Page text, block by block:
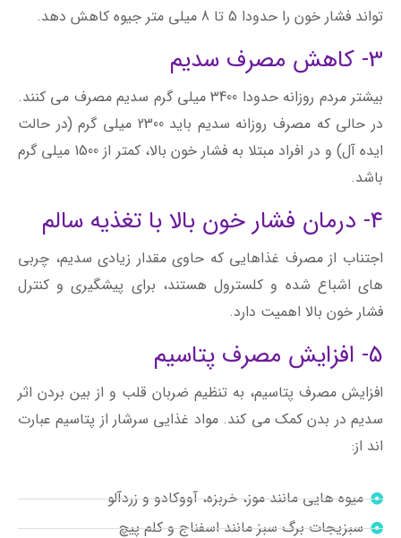
تواند فشار خون را حدودا 5 تا 8 میلی متر جیوه کاهش دهد.
3- کاهش مصرف سدیم
بیشتر مردم روزانه حدودا 3400 میلی گرم سدیم مصرف می کنند.
در حالی که مصرف روزانه سدیم باید 2300 میلی گرم (در حالت
ایده آل) و در افراد مبتلا به فشار خون بالا، کمتر از 1500 میلی گرم
باشد.
4- درمان فشار خون بالا با تغذیه سالم
اجتناب از مصرف غذاهایی که حاوی مقدار زیادی سدیم، چربی
های اشباع شده و کلسترول هستند، برای پیشگیری و کنترل
فشار خون بالا اهمیت دارد.
5- افزایش مصرف پتاسیم
افزایش مصرف پتاسیم، به تنظیم ضربان قلب و از بین بردن اثر
سدیم در بدن کمک می کند. مواد غذایی سرشار از پتاسیم عبارت
اند از:
میوه هایی مانند موز، خربزه، آووکادو و زردآلو
سبزیجات برگ سبز مانند اسفناج و کلم پیچ